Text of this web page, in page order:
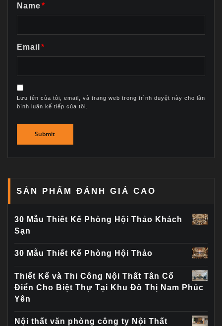
Name*
Email *
Lưu tên của tôi, email, và trang web trong trình duyệt này cho lần
bình luận kế tiếp của tôi.
SẢN PHẨM ĐÁNH GIÁ CAO
30 Mẫu Thiết Kế Phòng Hội Thảo Khách
Sạn
30 Mẫu Thiết Kế Phòng Hội Thảo
Thiết Kế và Thi Công Nội Thất Tân Cổ
Điển Cho Biệt Thự Tại Khu Đô Thị Nam Phúc
Yên
Nội thất văn phòng công ty Nội Thất